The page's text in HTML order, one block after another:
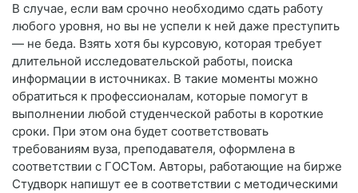
В случае, если вам срочно необходимо сдать работу
любого уровня, но вы не успели к ней даже преступить
— не беда. Взять хотя бы курсовую, которая требует
длительной исследовательской работы, поиска
информации в источниках. В такие моменты можно
обратиться к профессионалам, которые помогут в
выполнении любой студенческой работы в короткие
сроки. При этом она будет соответствовать
требованиям вуза, преподавателя, оформлена в
соответствии с ГОСТом. Авторы, работающие на бирже
Студворк напишут ее в соответствии с методическими